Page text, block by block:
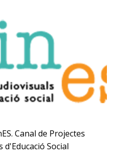
Canal de Projectes
d'Educació Social